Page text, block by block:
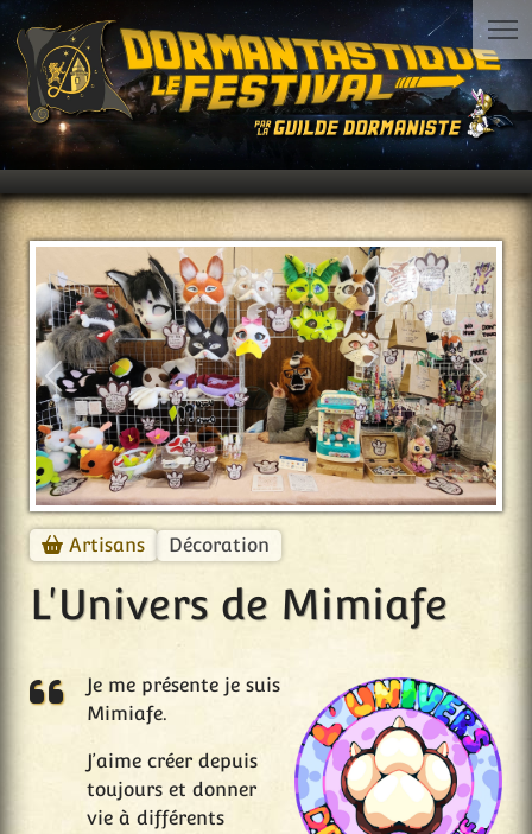
Précédent
Artisans Décoration
L'Univers de Mimiafe
Je me présente je suis
Mimiafe.
J’aime créer depuis
toujours et donner
vie à différents